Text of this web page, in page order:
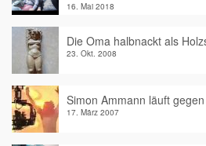
16. Mai 2018
Die Oma halbnackt als
23. Okt. 2008
Simon Ammann läuft
17. März 2007